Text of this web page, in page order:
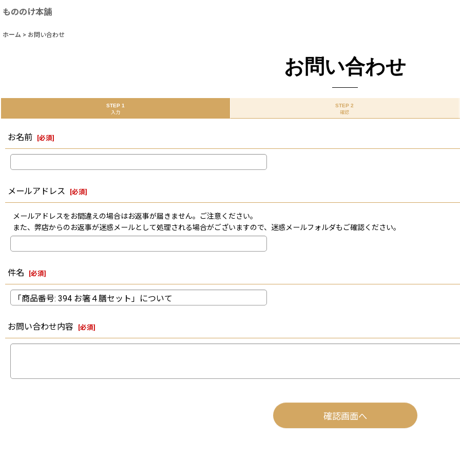
もののけ本舗
ホーム > お問い合わせ
お問い合わせ
STEP 1
入力
STEP 2
確認
お名前 [必須]
メールアドレス [必須]
メールアドレスをお間違えの場合はお返事が届きません。ご注意ください。
また、弊店からのお返事が迷惑メールとして処理される場合がございますので、迷惑メールフォルダもご確認ください。
件名 [必須]
お問い合わせ内容 [必須]
確認画面へ